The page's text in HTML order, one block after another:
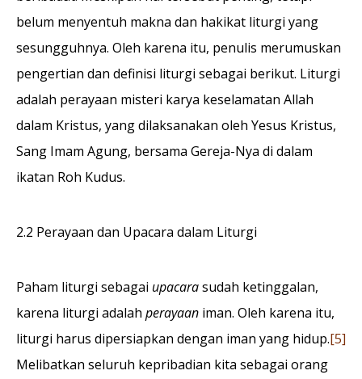
belum menyentuh makna dan hakikat liturgi yang
sesungguhnya. Oleh karena itu, penulis merumuskan
pengertian dan definisi liturgi sebagai berikut. Liturgi
adalah perayaan misteri karya keselamatan Allah
dalam Kristus, yang dilaksanakan oleh Yesus Kristus,
Sang Imam Agung, bersama Gereja-Nya di dalam
ikatan Roh Kudus.
2.2 Perayaan dan Upacara dalam Liturgi
Paham liturgi sebagai upacarasudah ketinggalan,
karena liturgi adalah perayaan iman. Oleh karena itu,
liturgi harus dipersiapkan dengan iman yang hidup.[5]
Melibatkan seluruh kepribadian kita sebagai orang